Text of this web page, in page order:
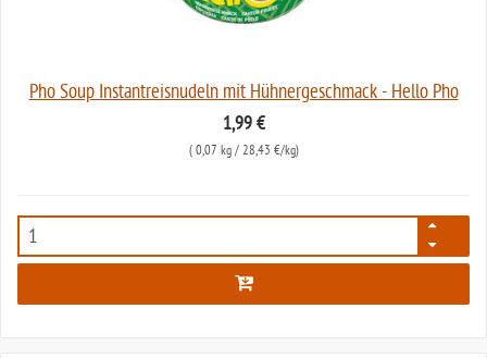
Pho Soup Instantreisnudeln mit Hühnergeschmack - Hello Pho
1,99 €
( 0,07 kg/ 28,43 €/kg)
7046